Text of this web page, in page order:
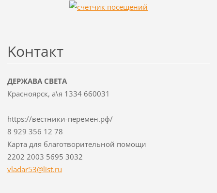
Koнтакт
ДЕРЖАВА СВЕТА
Красноярск, а\я 1334 660031
https://вестники-перемен.рф/
8 929 356 12 78
Карта для благотворительной помощи
2202 2003 5695 3032
vladar53@list.ru